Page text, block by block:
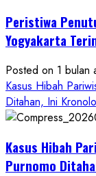
Anak
di
Aliansi
Janji
Kawal
Proses
Sampai
Tuntas
Peristiwa
Yogyakarta
Posted on 1 bulan
Kasus Hibah
Ditahan, Ini
Kasus Hibah
Purnomo